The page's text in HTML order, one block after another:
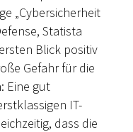
„Cybersicherheit
Statista
Blick positiv
Gefahr für die
Eine gut
IT-
dass die